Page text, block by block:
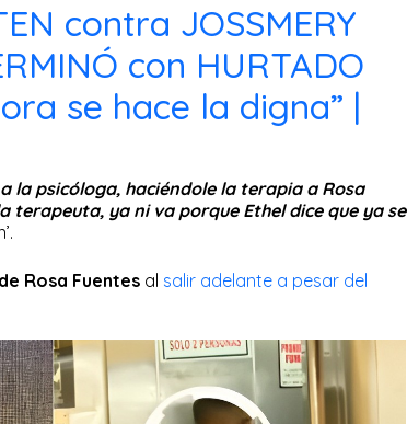
contra JOSSMERY
con HURTADO
se hace la digna” |
la psicóloga, haciéndole la terapia a Rosa
terapeuta, ya ni va porque Ethel dice que ya se
Rosa Fuentes al salir adelante a pesar del